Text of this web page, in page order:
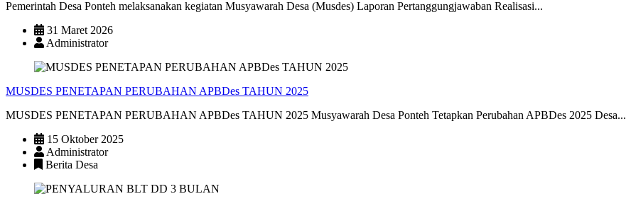
Pemerintah Desa Ponteh melaksanakan kegiatan Musyawarah Desa (Musdes) Laporan Pertanggungjawaban Realisasi...
31 Maret 2026
Administrator
MUSDES PENETAPAN PERUBAHAN APBDes TAHUN 2025
MUSDES PENETAPAN PERUBAHAN APBDes TAHUN 2025 Musyawarah Desa Ponteh Tetapkan Perubahan APBDes 2025 Desa...
15 Oktober 2025
Administrator
Berita Desa